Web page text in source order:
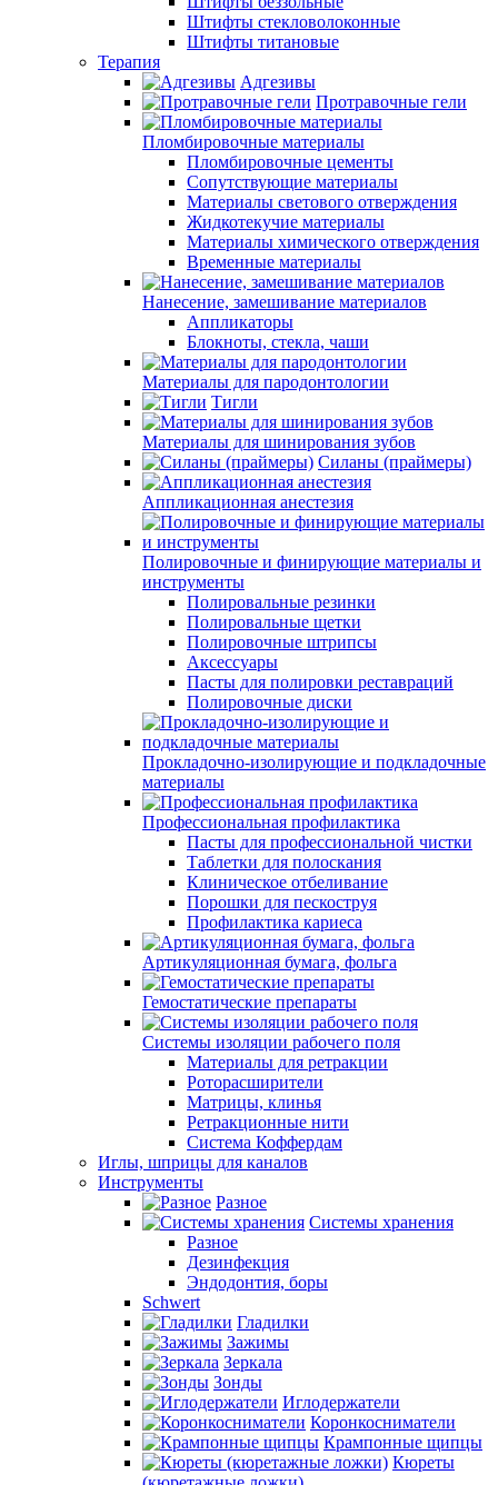
Штифты стекловолоконные
Штифты титановые
Терапия
Адгезивы
Протравочные гели
Пломбировочные материалы
Пломбировочные цементы
Сопутствующие материалы
Материалы светового отверждения
Жидкотекучие материалы
Материалы химического отверждения
Временные материалы
Нанесение, замешивание материалов
Аппликаторы
Блокноты, стекла, чаши
Материалы для пародонтологии
Тигли
Материалы для шинирования зубов
Силаны (праймеры)
Аппликационная анестезия
Полировочные и финирующие материалы и
инструменты
Полировальные резинки
Полировальные щетки
Полировочные штрипсы
Аксессуары
Пасты для полировки реставраций
Полировочные диски
Прокладочно-изолирующие и подкладочные
материалы
Профессиональная профилактика
Пасты для профессиональной чистки
Таблетки для полоскания
Клиническое отбеливание
Порошки для пескоструя
Профилактика кариеса
Артикуляционная бумага, фольга
Гемостатические препараты
Системы изоляции рабочего поля
Материалы для ретракции
Роторасширители
Матрицы, клинья
Ретракционные нити
Система Коффердам
Иглы, шприцы для каналов
Инструменты
Разное
Системы хранения
Разное
Дезинфекция
Эндодонтия, боры
Schwert
Гладилки
Зажимы
Зеркала
Зонды
Иглодержатели
Коронкосниматели
Крампонные щипцы
Кюреты